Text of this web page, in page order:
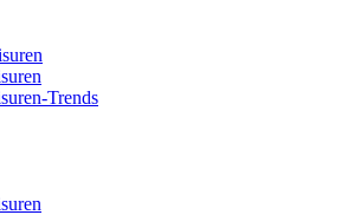
Trends